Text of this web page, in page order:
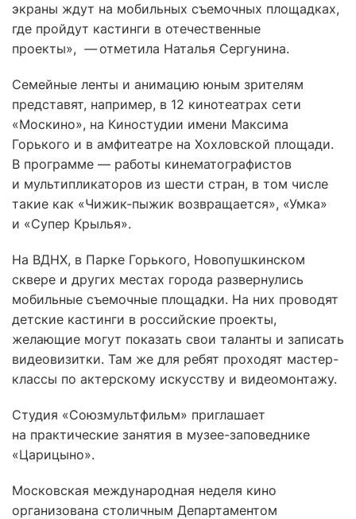
экраны ждут на мобильных съемочных площадках,
где пройдут кастинги в отечественные
проекты», —отметила Наталья Сергунина.
Семейные ленты и анимацию юным зрителям
представят, например, в 12 кинотеатрах сети
«Москино», на Киностудии имени Максима
Горького и в амфитеатре на Хохловской площади.
В программе — работы кинематографистов
и мультипликаторов из шести стран, в том числе
такие как «Чижик-пыжик возвращается», «Умка»
и «Супер Крылья».
На ВДНХ, в Парке Горького, Новопушкинском
сквере и других местах города развернулись
мобильные съемочные площадки. На них проводят
детские кастинги в российские проекты,
желающие могут показать свои таланты и записать
видеовизитки. Там же для ребят проходят мастер-
классы по актерскому искусству и видеомонтажу.
Студия «Союзмультфильм» приглашает
на практические занятия в музее-заповеднике
«Царицыно».
Московская международная неделя кино
организована столичным Департаментом